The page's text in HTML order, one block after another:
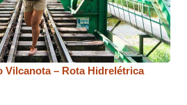
Vilcanota – Rota Hidrelétrica